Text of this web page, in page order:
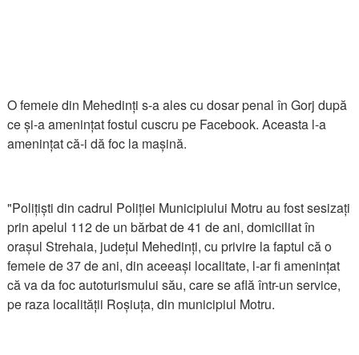
O femeie din Mehedinți s-a ales cu dosar penal în Gorj după
ce și-a amenințat fostul cuscru pe Facebook. Aceasta l-a
amenințat că-i dă foc la mașină.
"Polițiști din cadrul Poliției Municipiului Motru au fost sesizați
prin apelul 112 de un bărbat de 41 de ani, domiciliat în
orașul Strehaia, județul Mehedinți, cu privire la faptul că o
femeie de 37 de ani, din aceeași localitate, l-ar fi amenințat
că va da foc autoturismului său, care se află într-un service,
pe raza localității Roșiuța, din municipiul Motru.